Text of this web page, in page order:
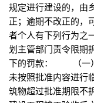
规定进行建设的，由
正；逾期不改正的
者个人有下列行为之
划主管部门责令限期
下的罚款： （一
未按照批准内容进
筑物超过批准期限